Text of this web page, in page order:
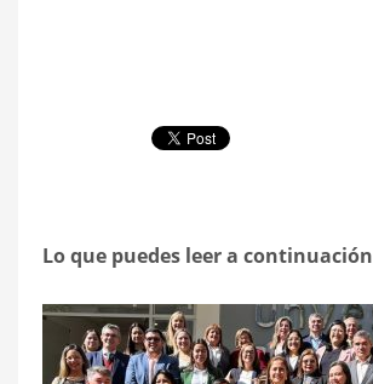
Lo que puedes leer a continuación